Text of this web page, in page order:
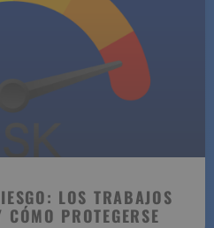
LOS TRABAJOS
PROTEGERSE